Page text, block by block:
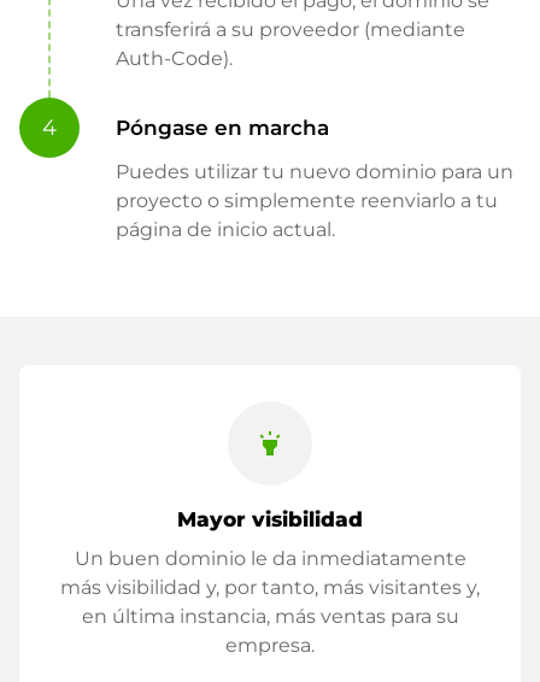
transferirá a su proveedor (mediante
Auth-Code).
4 Póngase en marcha
Puedes utilizar tu nuevo dominio para un
proyecto o simplemente reenviarlo a tu
página de inicio actual.
highlight
Mayor visibilidad
Un buen dominio le da inmediatamente
más visibilidad y, por tanto, más visitantes y,
en última instancia, más ventas para su
empresa.